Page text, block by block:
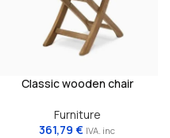
Classic wooden chair
Furniture
361,79 € IVA. inc